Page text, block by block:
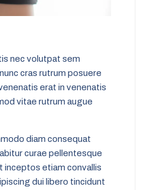
nec volutpat sem
cras rutrum posuere
erat in venenatis
vitae rutrum augue
diam consequat
curae pellentesque
inceptos etiam convallis
dui libero tincidunt